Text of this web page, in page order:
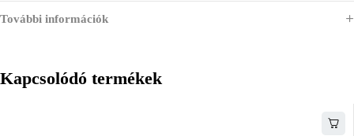
További információk
Kapcsolódó termékek